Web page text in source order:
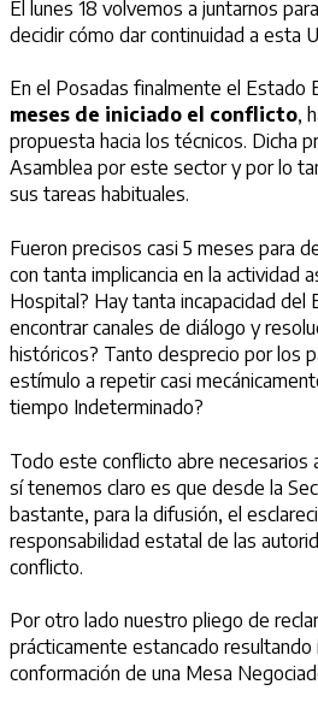
El lunes 18 volvemos a juntarnos
decidir cómo dar continuidad a esta
En el Posadas finalmente el Estado
meses de iniciado el conflicto,
propuesta hacia los técnicos. Dicha
Asamblea por este sector y por lo
sus tareas habituales.
Fueron precisos casi 5 meses para
con tanta implicancia en la actividad
Hospital? Hay tanta incapacidad del
encontrar canales de diálogo y
históricos? Tanto desprecio por los
estímulo a repetir casi
tiempo Indeterminado?
Todo este conflicto abre necesarios
sí tenemos claro es que desde la
bastante, para la difusión, el
responsabilidad estatal de las
conflicto.
Por otro lado nuestro pliego de
prácticamente estancado resultando
conformación de una Mesa